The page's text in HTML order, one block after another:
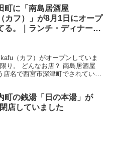
町に「南島居酒屋
カフ）」が8月1日にオープ
る。｜ランチ・ディナー・
（カフ）がオープンしていま
り。 どんなお店？ 南島居酒屋
名で西宮市深津町でされていて
町の銭湯「日の本湯」が
店していました